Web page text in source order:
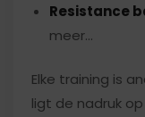
Resistance
meer…
Elke training is
ligt de nadruk